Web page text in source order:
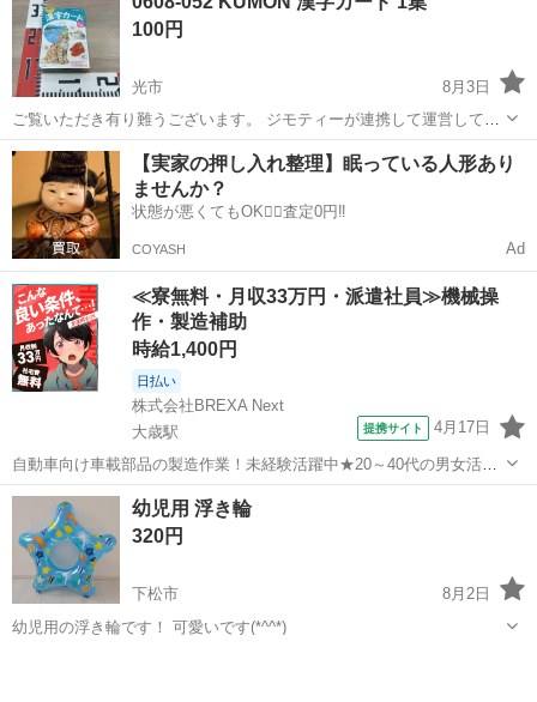
100円
光市
8月3日
ご覧いただき有り難うございます。 ジモティーが連携して運営してい
ます。 粗⼤ごみ等の減量を⽬的にまだ使えるものをリユースしていま
す。 ★★★★★ ご自宅にある不要品を是非ジモティースポットへお持
ち込みしません...
山口 光市 おもちゃ リユース
【実家の押し入れ整理】眠っている人形あり
ませんか？
状態が悪くてもOK🙆‍♀️査定0円‼️
COYASH Ad
≪寮無料・月収33万円・派遣社員≫機械操
作・製造補助
時給1,400円
日払い
株式会社BREXA Next
大歳駅
提携サイト 4月17日
自動車向け車載部品の製造作業！未経験活躍中★20～40代の男女活躍
中！友達同士での応募OK！備品付きワンルーム寮費無料！赴任旅費会
社負担！生活支援物資事前対応可◎格安食堂利用可！年間休日135日
♪《山口県山口市》 人気の工...
山口 山口市 大歳駅 その他
幼児用 浮き輪
320円
下松市
8月2日
幼児用の浮き輪です！ 可愛いです(*^^*)